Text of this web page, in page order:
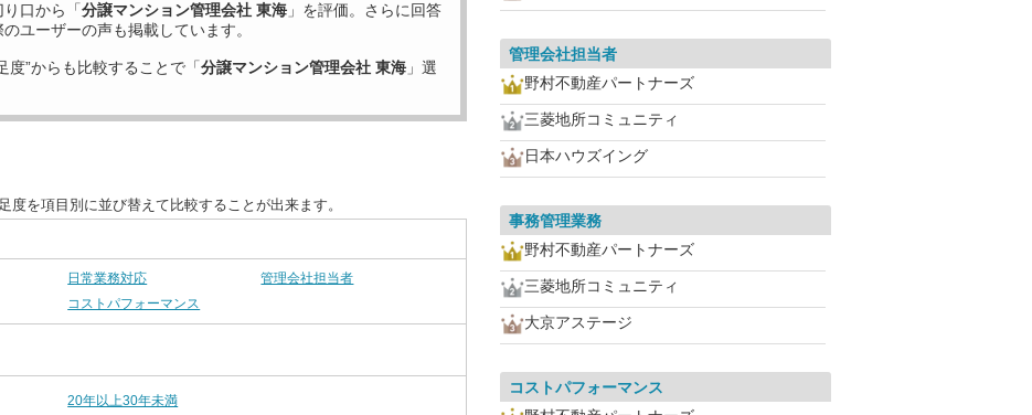
口から「分譲マンション管理会社 東海 」を評価。さらに回答
ユーザーの声も掲載しています。
度”からも比較することで「分譲マンション管理会社 東海 」選
を項目別に並び替えて比較することが出来ます。
日常業務対応
管理会社担当者
コストパフォーマンス
20年以上30年未満
管理会社担当者
野村不動産パートナーズ
三菱地所コミュニティ
日本ハウズイング
事務管理業務
野村不動産パートナーズ
三菱地所コミュニティ
大京アステージ
コストパフォーマンス